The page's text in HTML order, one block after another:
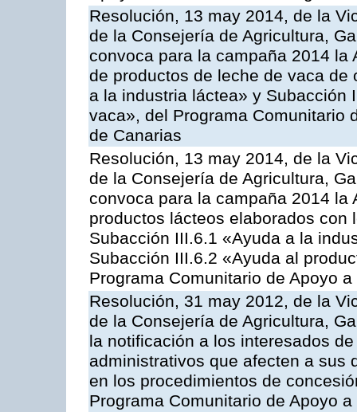
Resolución, 13 may 2014, de la
de la Consejería de Agricultura,
convoca para la campaña 2014
de productos de leche de vaca
a la industria láctea» y Subacción
vaca», del Programa Comunitario
de Canarias
Resolución, 13 may 2014, de la
de la Consejería de Agricultura,
convoca para la campaña 2014
productos lácteos elaborados
Subacción III.6.1 «Ayuda a la
Subacción III.6.2 «Ayuda al
Programa Comunitario de Apoyo
Resolución, 31 may 2012, de la
de la Consejería de Agricultura,
la notificación a los interesados
administrativos que afecten a sus
en los procedimientos de
Programa Comunitario de Apoyo